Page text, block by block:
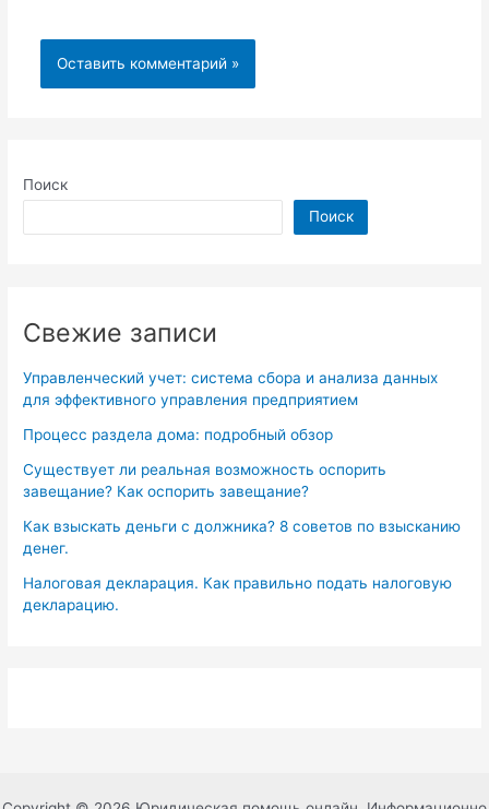
Поиск
Поиск
Свежие записи
Управленческий учет: система сбора и анализа данных
для эффективного управления предприятием
Процесс раздела дома: подробный обзор
Существует ли реальная возможность оспорить
завещание? Как оспорить завещание?
Как взыскать деньги с должника? 8 советов по взысканию
денег.
Налоговая декларация. Как правильно подать налоговую
декларацию.